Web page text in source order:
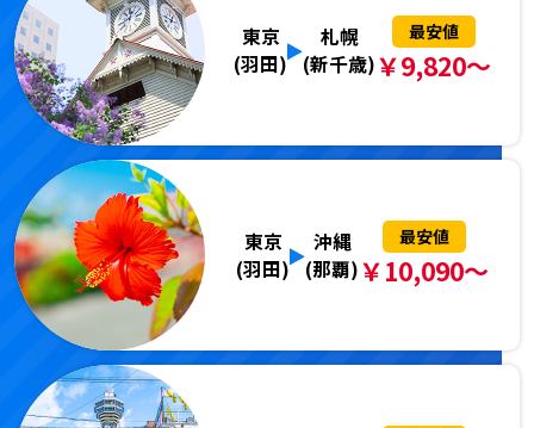
東京
(羽田)
札幌
(新千歳)
最安値
￥9,820～
東京
(羽田)
沖縄
(那覇)
最安値
￥10,090～